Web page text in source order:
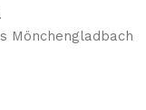
Mönchengladbach